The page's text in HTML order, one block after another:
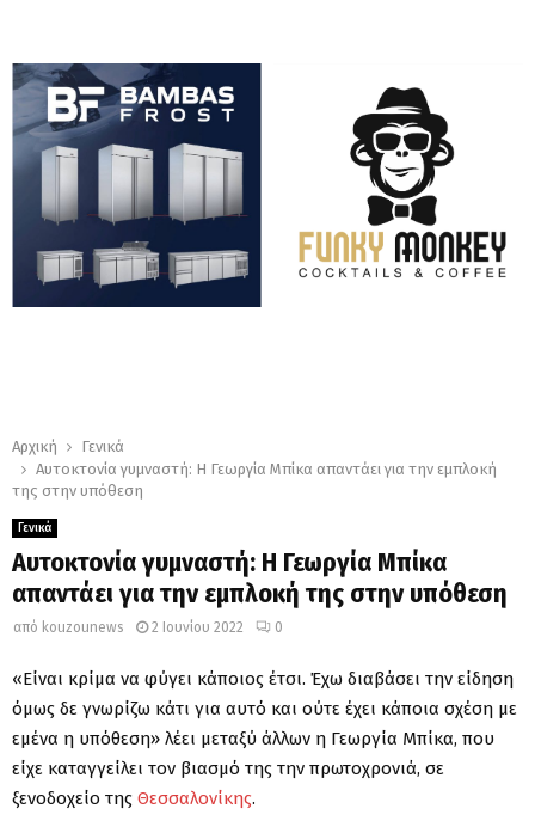
Αρχική
Γενικά
Αυτοκτονία γυμναστή: Η Γεωργία Μπίκα απαντάει για την εμπλοκή
της στην υπόθεση
Γενικά
Αυτοκτονία γυμναστή: Η Γεωργία Μπίκα
απαντάει για την εμπλοκή της στην υπόθεση
από kouzounews 2 Ιουνίου 2022 0
«Είναι κρίμα να φύγει κάποιος έτσι. Έχω διαβάσει την είδηση
όμως δε γνωρίζω κάτι για αυτό και ούτε έχει κάποια σχέση με
εμένα η υπόθεση» λέει μεταξύ άλλων η Γεωργία Μπίκα, που
είχε καταγγείλει τον βιασμό της την πρωτοχρονιά, σε
ξενοδοχείο της Θεσσαλονίκης.